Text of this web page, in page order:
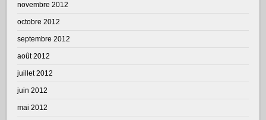
novembre 2012
octobre 2012
septembre 2012
août 2012
juillet 2012
juin 2012
mai 2012